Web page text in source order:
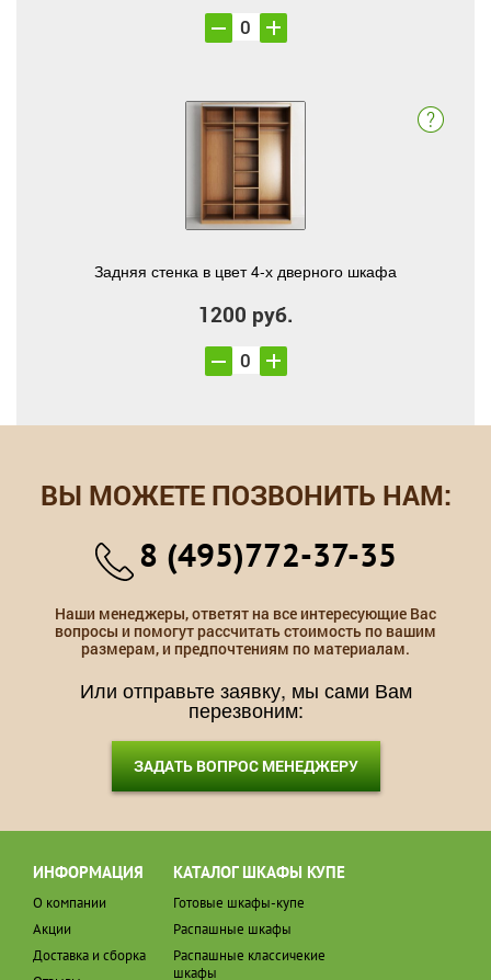
Задняя стенка в цвет 4-х дверного шкафа
1200 руб.
ВЫ МОЖЕТЕ ПОЗВОНИТЬ НАМ:
8 (495)772-37-35
Наши менеджеры, ответят на все интересующие Вас
вопросы и помогут рассчитать стоимость по вашим
размерам, и предпочтениям по материалам.
Или отправьте заявку, мы сами Вам
перезвоним:
ЗАДАТЬ ВОПРОС МЕНЕДЖЕРУ
ИНФОРМАЦИЯ
О компании
Акции
Доставка и сборка
КАТАЛОГ ШКАФЫ КУПЕ
Готовые шкафы-купе
Распашные шкафы
Распашные классичекие
шкафы